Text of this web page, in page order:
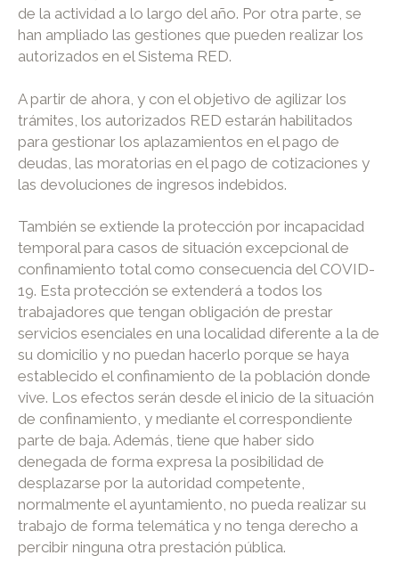
de la actividad a lo largo del año. Por otra parte, se
han ampliado las gestiones que pueden realizar los
autorizados en el Sistema RED.
A partir de ahora, y con el objetivo de agilizar los
trámites, los autorizados RED estarán habilitados
para gestionar los aplazamientos en el pago de
deudas, las moratorias en el pago de cotizaciones y
las devoluciones de ingresos indebidos.
También se extiende la protección por incapacidad
temporal para casos de situación excepcional de
confinamiento total como consecuencia del COVID-
19. Esta protección se extenderá a todos los
trabajadores que tengan obligación de prestar
servicios esenciales en una localidad diferente a la de
su domicilio y no puedan hacerlo porque se haya
establecido el confinamiento de la población donde
vive. Los efectos serán desde el inicio de la situación
de confinamiento, y mediante el correspondiente
parte de baja. Además, tiene que haber sido
denegada de forma expresa la posibilidad de
desplazarse por la autoridad competente,
normalmente el ayuntamiento, no pueda realizar su
trabajo de forma telemática y no tenga derecho a
percibir ninguna otra prestación pública.